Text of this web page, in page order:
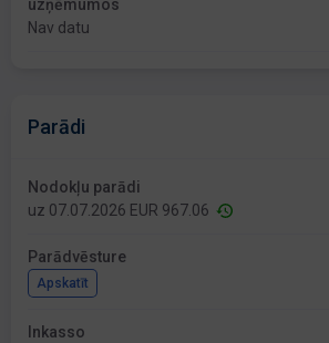
uzņēmumos
Nav datu
Parādi
Nodokļu parādi
uz 07.07.2026 EUR 967.06
Parādvēsture
Apskatīt
Inkasso